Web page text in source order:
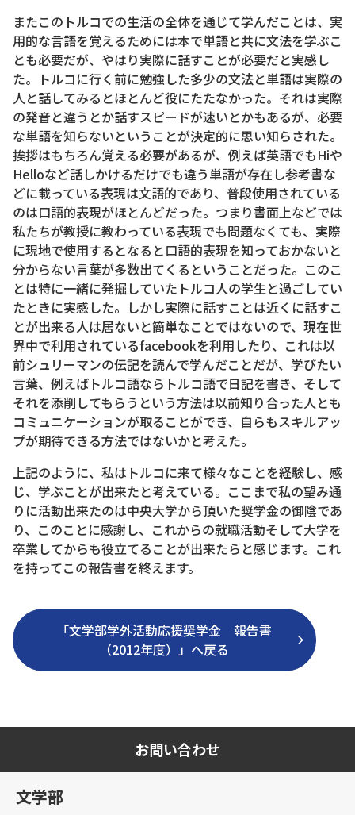
またこのトルコでの生活の全体を通じて学んだことは、実
用的な言語を覚えるためには本で単語と共に文法を学ぶこ
とも必要だが、やはり実際に話すことが必要だと実感し
た。トルコに行く前に勉強した多少の文法と単語は実際の
人と話してみるとほとんど役にたたなかった。それは実際
の発音と違うとか話すスピードが速いとかもあるが、必要
な単語を知らないということが決定的に思い知らされた。
挨拶はもちろん覚える必要があるが、例えば英語でもHiや
Helloなど話しかけるだけでも違う単語が存在し参考書な
どに載っている表現は文語的であり、普段使用されている
のは口語的表現がほとんどだった。つまり書面上などでは
私たちが教授に教わっている表現でも問題なくても、実際
に現地で使用するとなると口語的表現を知っておかないと
分からない言葉が多数出てくるということだった。このこ
とは特に一緒に発掘していたトルコ人の学生と過ごしてい
たときに実感した。しかし実際に話すことは近くに話すこ
とが出来る人は居ないと簡単なことではないので、現在世
界中で利用されているfacebookを利用したり、これは以
前シュリーマンの伝記を読んで学んだことだが、学びたい
言葉、例えばトルコ語ならトルコ語で日記を書き、そして
それを添削してもらうという方法は以前知り合った人とも
コミュニケーションが取ることができ、自らもスキルアッ
プが期待できる方法ではないかと考えた。
上記のように、私はトルコに来て様々なことを経験し、感
じ、学ぶことが出来たと考えている。ここまで私の望み通
りに活動出来たのは中央大学から頂いた奨学金の御陰であ
り、このことに感謝し、これからの就職活動そして大学を
卒業してからも役立てることが出来たらと感じます。これ
を持ってこの報告書を終えます。
「文学部学外活動応援奨学金 報告書
（2012年度）」へ戻る
お問い合わせ
文学部